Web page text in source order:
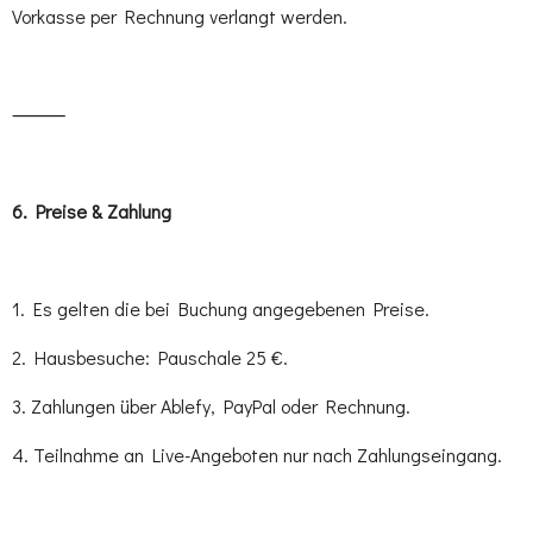
Vorkasse per Rechnung verlangt werden.
⸻
6.⁠ ⁠Preise & Zahlung
1. Es gelten die bei Buchung angegebenen Preise.
2. Hausbesuche: Pauschale 25 €.
3. Zahlungen über Ablefy, PayPal oder Rechnung.
4. Teilnahme an Live-Angeboten nur nach Zahlungseingang.